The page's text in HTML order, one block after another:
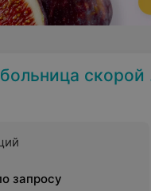
медицинской помощи
запросу